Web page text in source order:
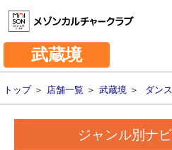
武蔵境
トップ＞ 店舗一覧 ＞ 武蔵境 ＞ ダン
ジャンル別ナ